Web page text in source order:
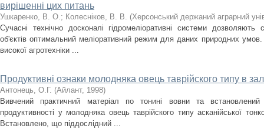
вирішенні цих питань
Ушкаренко, В. О.; Колесніков, В. В. (Херсонський держаний аграрний
Сучасні технічно досконалі гідромеліоративні системи дозволяють
об'єктів оптимальний меліоративний режим для даних природних умов.
високої агротехніки ...
Продуктивні ознаки молодняка овець таврійского типу в
Антонець, О.Г. (Айлант, 1998)
Вивчений практичний матеріал по тонині вовни та
продуктивності у молодняка овець таврійского типу асканійської
Встановлено, що піддослідний ...